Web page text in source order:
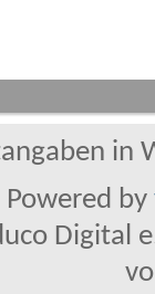
in
Powered by
Digital